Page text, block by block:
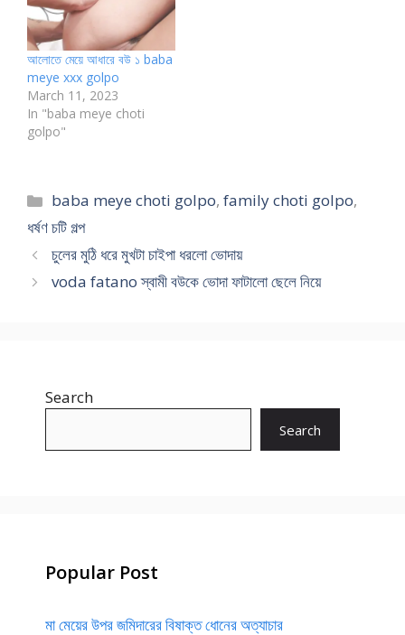
আলোতে মেয়ে আধারে বউ ১ baba
meye xxx golpo
March 11, 2023
In "baba meye choti
golpo"
Categories
baba meye choti golpo,family choti golpo,
ধর্ষণ চটি গল্প
চুলের মুঠি ধরে মুখটা চাইপা ধরলো ভোদায়
voda fatano স্বামী বউকে ভোদা ফাটালো ছেলে নিয়ে
Search
Search
Popular Post
মা মেয়ের উপর জমিদারের বিষাক্ত ধোনের অত্যাচার